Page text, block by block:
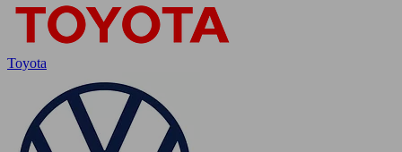
Toyota